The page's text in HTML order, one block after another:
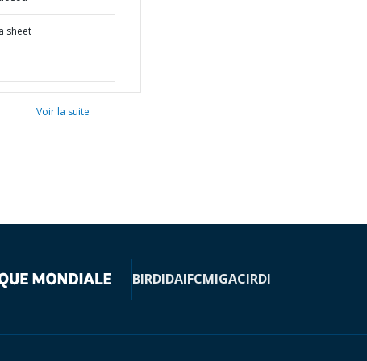
sheet
Voir la suite
BIRDIDAIFCMIGACIRDI